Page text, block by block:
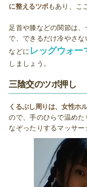
に整えるツボもあり、こ
足首や膝などの関節は
で、できるだけ冷やさ
などに レッグウォー
しましょう。
三陰交のツボ押し
くるぶし周りは、女性ホ
ので、手のひらで温め
なぞったりするマッサー